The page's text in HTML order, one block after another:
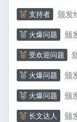
支持者 颁发
火爆问题 颁
受欢迎问题
火爆问题 颁
火爆问题 颁
长文达人 颁